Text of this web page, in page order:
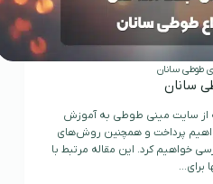
طوطی سانان
سانان
سایت مینی طوطی به آموزش
پرداخت و همچنین روش‌های
خواهیم کرد. این مقاله مرتبط با
برای…